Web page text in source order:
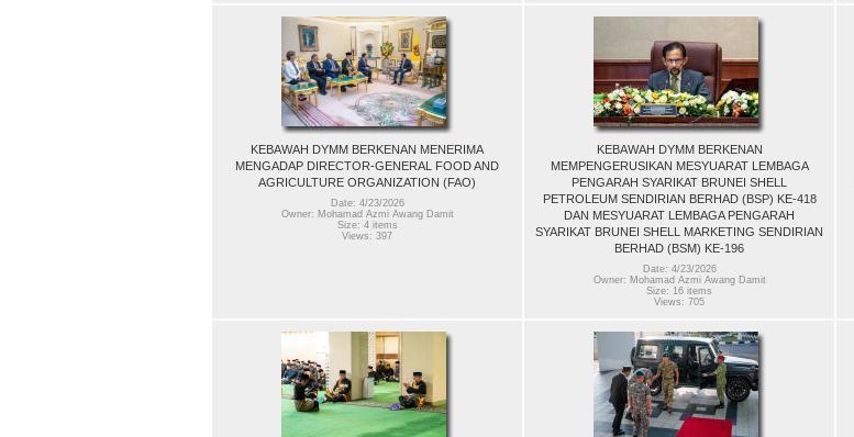
KEBAWAH DYMM BERKENAN MENERIMA
MENGADAP DIRECTOR-GENERAL FOOD AND
AGRICULTURE ORGANIZATION (FAO)
Date: 4/23/2026
Owner: Mohamad Azmi Awang Damit
Size: 4 items
Views: 397
KEBAWAH DYMM BERKENAN
MEMPENGERUSIKAN MESYUARAT LEMBAGA
PENGARAH SYARIKAT BRUNEI SHELL
PETROLEUM SENDIRIAN BERHAD (BSP) KE-418
DAN MESYUARAT LEMBAGA PENGARAH
SYARIKAT BRUNEI SHELL MARKETING SENDIRIAN
BERHAD (BSM) KE-196
Date: 4/23/2026
Owner: Mohamad Azmi Awang Damit
Size: 16 items
Views: 705